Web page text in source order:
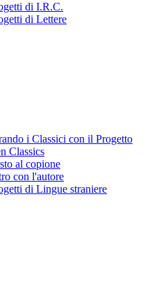
di I.R.C.
di Lettere
i Classici con il Progetto
Classics
al copione
con l'autore
di Lingue straniere